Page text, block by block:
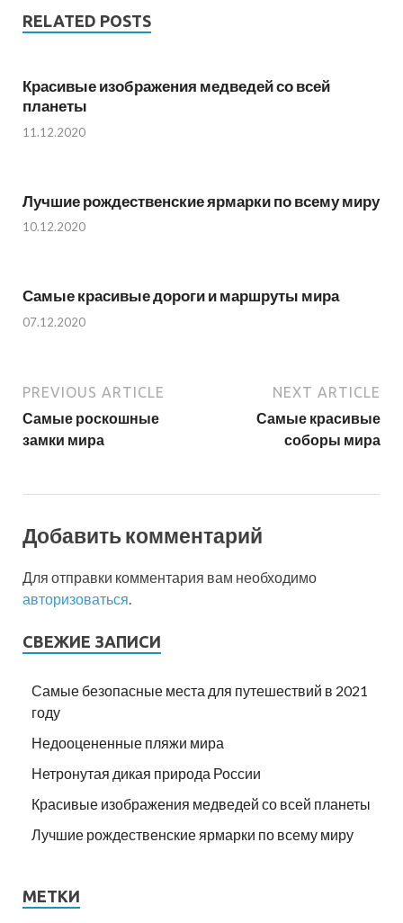
RELATED POSTS
Красивые изображения медведей со всей
планеты
11.12.2020
Лучшие рождественские ярмарки по всему миру
10.12.2020
Самые красивые дороги и маршруты мира
07.12.2020
PREVIOUS ARTICLE
Самые роскошные
замки мира
NEXT ARTICLE
Самые красивые
соборы мира
Добавить комментарий
Для отправки комментария вам необходимо
авторизоваться.
СВЕЖИЕ ЗАПИСИ
Самые безопасные места для путешествий в 2021
году
Недооцененные пляжи мира
Нетронутая дикая природа России
Красивые изображения медведей со всей планеты
Лучшие рождественские ярмарки по всему миру
МЕТКИ